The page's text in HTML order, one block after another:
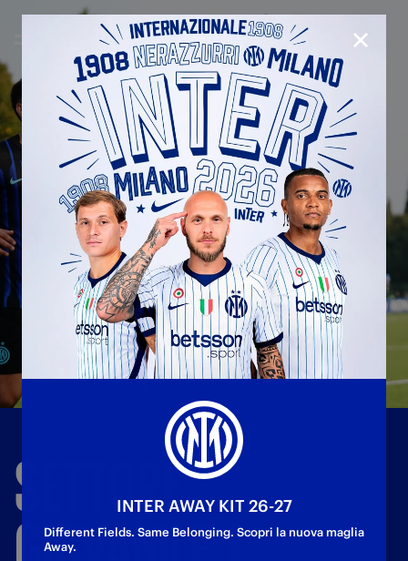
SETTORE
GIOVANILE,I
INTER AWAY KIT 26-27
Different Fields. Same Belonging. Scopri la nuova maglia
Away.